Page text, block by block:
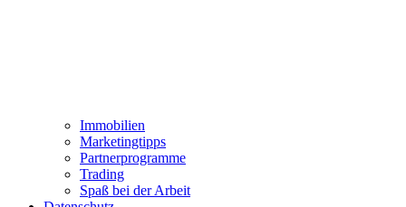
Immobilien
Marketingtipps
Partnerprogramme
Trading
Spaß bei der Arbeit